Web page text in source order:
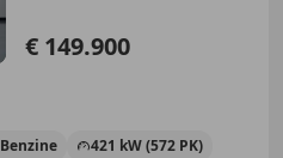
€ 149.900
Benzine 421 kW (572 PK)